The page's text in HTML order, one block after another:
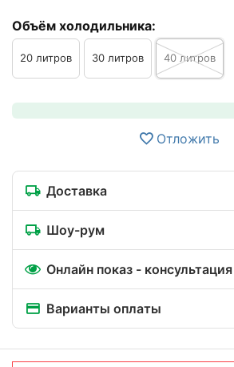
Объём холодильника:
20 литров 30 литров 40 литров
Отложить
Доставка
Шоу-рум
Онлайн показ - консультация
Варианты оплаты